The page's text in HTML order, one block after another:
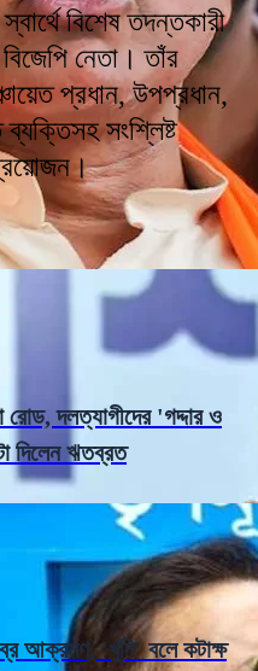
বিশেষ তদন্তকারী
নেতা। তাঁর
প্রধান, উপপ্রধান,
ব্যক্তিসহ সংশ্লিষ্ট
রোড, দলত্যাগীদের 'গদ্দার ও
দিলেন ঋতব্রত
আক্রমণ, 'খুনি' বলে কটাক্ষ